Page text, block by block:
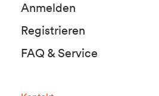
Anmelden
Registrieren
FAQ & Service